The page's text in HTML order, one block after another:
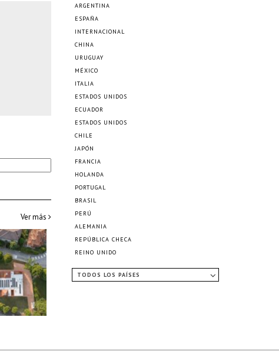
Ver más
ARGENTINA
ESPAÑA
INTERNACIONAL
CHINA
URUGUAY
MÉXICO
ITALIA
ESTADOS UNIDOS
ECUADOR
ESTADOS UNIDOS
CHILE
JAPÓN
FRANCIA
HOLANDA
PORTUGAL
BRASIL
PERÚ
ALEMANIA
REPÚBLICA CHECA
REINO UNIDO
TODOS LOS PAÍSES